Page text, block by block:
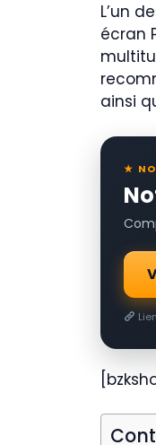
L’un
écran
ainsi
★